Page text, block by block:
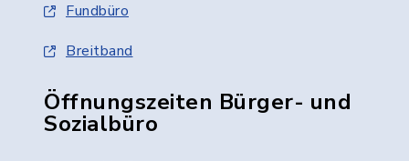
Fundbüro
Breitband
Öffnungszeiten Bürger- und
Sozialbüro